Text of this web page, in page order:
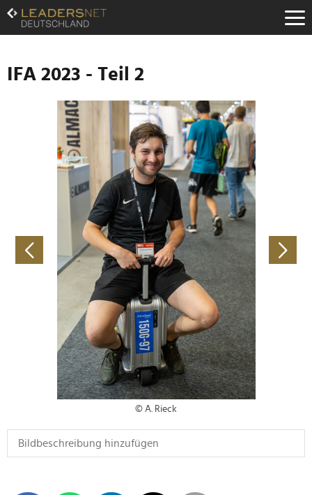
Zum
Inhalt
Zur
Navigation
Zur
Hauptnavigation
IFA 2023 - Teil 2
© A. Rieck